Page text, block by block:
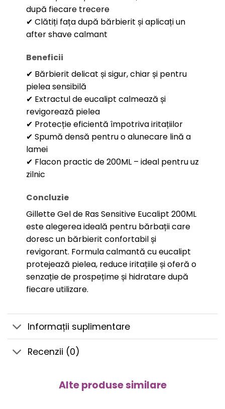
după fiecare trecere
✔ Clătiți fața după bărbierit și aplicați un
after shave calmant
Beneficii
✔ Bărbierit delicat și sigur, chiar și pentru
pielea sensibilă
✔ Extractul de eucalipt calmează și
revigorează pielea
✔ Protecție eficientă împotriva iritațiilor
✔ Spumă densă pentru o alunecare lină a
lamei
✔ Flacon practic de 200ML – ideal pentru uz
zilnic
Concluzie
Gillette Gel de Ras Sensitive Eucalipt 200ML
este alegerea ideală pentru bărbații care
doresc un bărbierit confortabil și
revigorant. Formula calmantă cu eucalipt
protejează pielea, reduce iritațiile și oferă o
senzație de prospețime și hidratare după
fiecare utilizare.
Informații suplimentare
Recenzii (0)
Alte produse similare